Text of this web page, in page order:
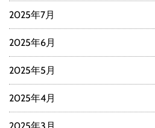
2025年7月
2025年6月
2025年5月
2025年4月